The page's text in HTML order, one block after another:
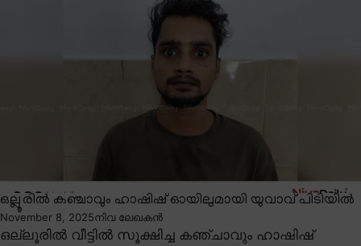
ഒല്ലൂരിൽ കഞ്ചാവും ഹാഷിഷ് ഓയിലുമായി യുവാവ് പിടിയിൽ
November 8, 2025നിവ ലേഖകൻ
ഒല്ലൂരിൽ വീട്ടിൽ സൂക്ഷിച്ച കഞ്ചാവും ഹാഷിഷ്